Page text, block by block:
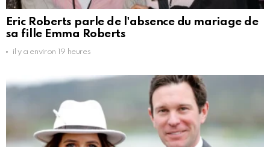
Eric Roberts parle de l'absence du mariage de
sa fille Emma Roberts
il y a environ 19 heures